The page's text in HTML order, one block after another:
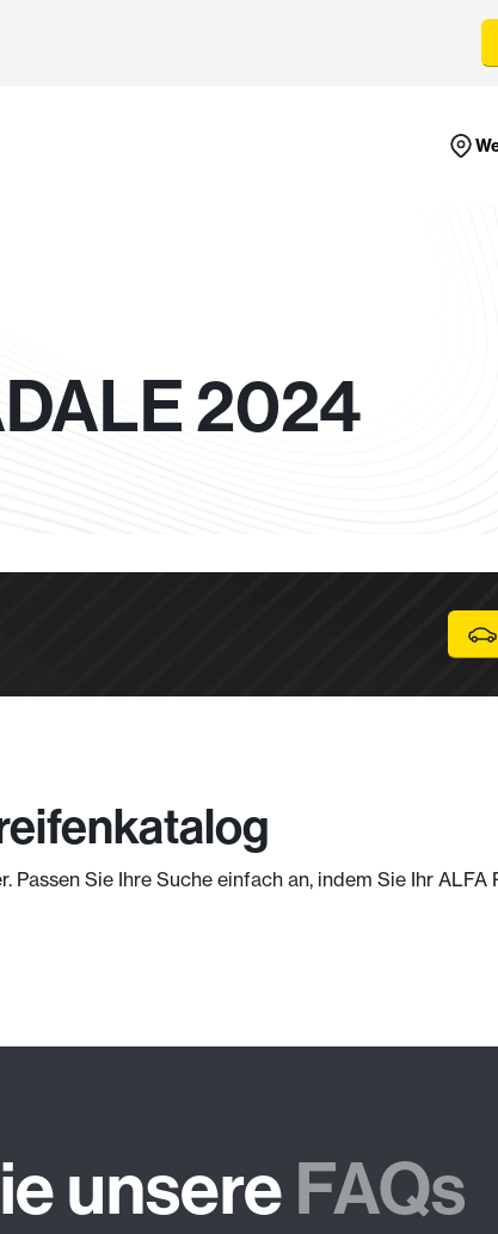
2024
Sie Ihre Suche einfach an, indem Sie Ihr
unsereFAQs